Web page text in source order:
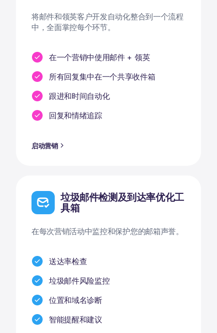
将邮件和领英客户开发自动化整合到一个流程
中，全面掌控每个环节。
在一个营销中使用邮件 + 领英
所有回复集中在一个共享收件箱
跟进和时间自动化
回复和情绪追踪
启动营销
垃圾邮件检测及到达率优化工
具箱
在每次营销活动中监控和保护您的邮箱声誉。
送达率检查
垃圾邮件风险监控
位置和域名诊断
智能提醒和建议